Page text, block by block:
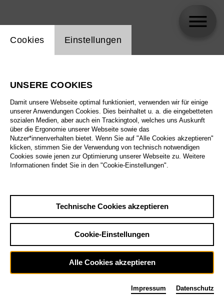
Biographie
Spielplan
Einstellung Website Cookie
Cookies Einstellungen
UNSERE COOKIES
Damit unsere Webseite optimal funktioniert, verwenden wir für einige
unserer Anwendungen Cookies. Dies beinhaltet u. a. die eingebetteten
sozialen Medien, aber auch ein Trackingtool, welches uns Auskunft
über die Ergonomie unserer Webseite sowie das
Nutzer*innenverhalten bietet. Wenn Sie auf "Alle Cookies akzeptieren"
klicken, stimmen Sie der Verwendung von technisch notwendigen
Cookies sowie jenen zur Optimierung unserer Webseite zu. Weitere
Informationen findet Sie in den "Cookie-Einstellungen".
Technische Cookies akzeptieren
Cookie-Einstellungen
Alle Cookies akzeptieren
Impressum Datenschutz